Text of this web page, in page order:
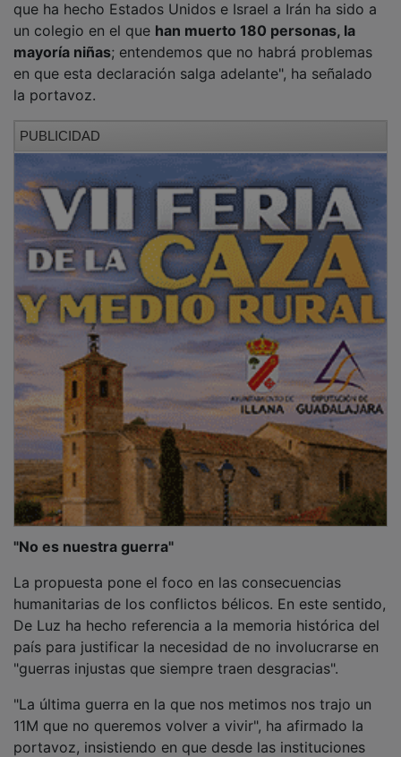
un colegio en el quehan muerto 180 personas, la
mayoría niñas; entendemos que no habrá problemas
en que esta declaración salga adelante", ha señalado
la portavoz.
humanitarias de los conflictos bélicos. En este sentido,
De Luz ha hecho referencia a la memoria histórica del
país para justificar la necesidad de no involucrarse en
"guerras injustas que siempre traen desgracias".
11M que no queremos volver a vivir", ha afirmado la
portavoz, insistiendo en que desde las instituciones